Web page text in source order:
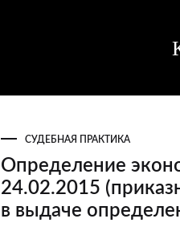
СУДЕБНАЯ ПРАКТИКА
Определение
24.02.2015
в выдаче